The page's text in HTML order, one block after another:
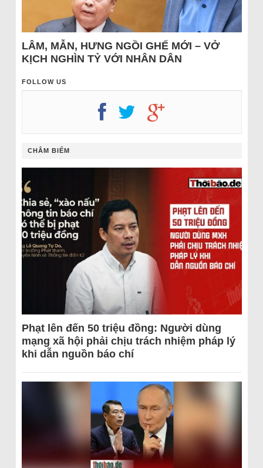
LÂM, MẪN, HƯNG NGỒI GHẾ MỚI – VỞ
KỊCH NGHÌN TỶ VỚI NHÂN DÂN
FOLLOW US
CHÂM BIẾM
Phạt lên đến 50 triệu đồng: Người dùng
mạng xã hội phải chịu trách nhiệm pháp lý
khi dẫn nguồn báo chí